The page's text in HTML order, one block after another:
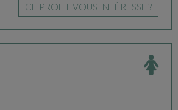
CE PROFIL VOUS INTÉRESSE ?